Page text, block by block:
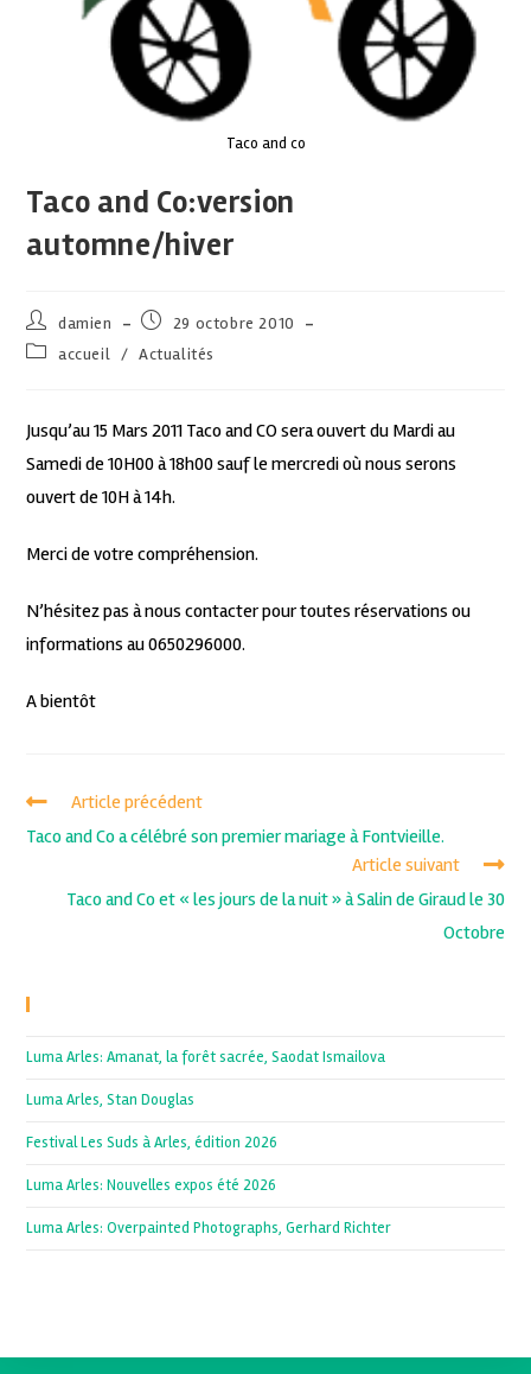
Taco and co
Taco and Co:version
automne/hiver
damien
29 octobre 2010
accueil / Actualités
Jusqu’au 15 Mars 2011 Taco and CO sera ouvert du Mardi au
Samedi de 10H00 à 18h00 sauf le mercredi où nous serons
ouvert de 10H à 14h.
Merci de votre compréhension.
N’hésitez pas à nous contacter pour toutes réservations ou
informations au 0650296000.
A bientôt
Article précédent
Taco and Co a célébré son premier mariage à Fontvieille.
Article suivant
Taco and Co et « les jours de la nuit » à Salin de Giraud le 30
Octobre
Luma Arles: Amanat, la forêt sacrée, Saodat Ismailova
Luma Arles, Stan Douglas
Festival Les Suds à Arles, édition 2026
Luma Arles: Nouvelles expos été 2026
Luma Arles: Overpainted Photographs, Gerhard Richter